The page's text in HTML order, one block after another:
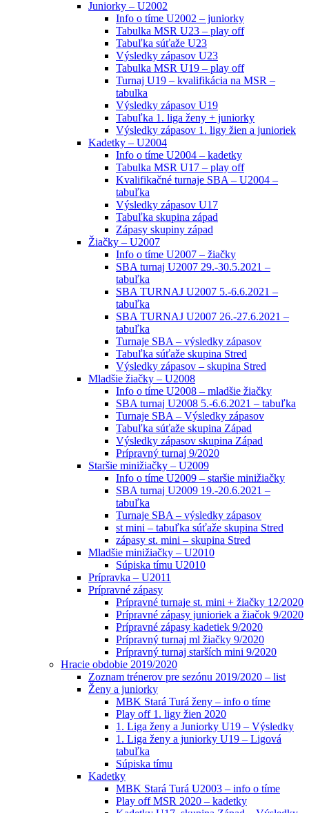
Juniorky – U2002
Info o tíme U2002 – juniorky
Tabulka MSR U23 – play off
Tabuľka súťaže U23
Výsledky zápasov U23
Tabulka MSR U19 – play off
Turnaj U19 – kvalifikácia na MSR –
tabulka
Výsledky zápasov U19
Tabuľka 1. liga ženy + juniorky
Výsledky zápasov 1. ligy žien a junioriek
Kadetky – U2004
Info o tíme U2004 – kadetky
Tabulka MSR U17 – play off
Kvalifikačné turnaje SBA – U2004 –
tabuľka
Výsledky zápasov U17
Tabuľka skupina západ
Zápasy skupiny západ
Žiačky – U2007
Info o tíme U2007 – žiačky
SBA turnaj U2007 29.-30.5.2021 –
tabuľka
SBA TURNAJ U2007 5.-6.6.2021 –
tabuľka
SBA TURNAJ U2007 26.-27.6.2021 –
tabuľka
Turnaje SBA – výsledky zápasov
Tabuľka súťaže skupina Stred
Výsledky zápasov – skupina Stred
Mladšie žiačky – U2008
Info o tíme U2008 – mladšie žiačky
SBA turnaj U2008 5.-6.6.2021 – tabuľka
Turnaje SBA – Výsledky zápasov
Tabuľka súťaže skupina Západ
Výsledky zápasov skupina Západ
Prípravný turnaj 9/2020
Staršie minižiačky – U2009
Info o tíme U2009 – staršie minižiačky
SBA turnaj U2009 19.-20.6.2021 –
tabuľka
Turnaje SBA – výsledky zápasov
st mini – tabuľka súťaže skupina Stred
zápasy st. mini – skupina Stred
Mladšie minižiačky – U2010
Súpiska tímu U2010
Prípravka – U2011
Prípravné zápasy
Prípravné turnaje st. mini + žiačky 12/2020
Prípravné zápasy junioriek a žiačok 9/2020
Prípravné zápasy kadetiek 9/2020
Prípravný turnaj ml žiačky 9/2020
Prípravný turnaj starších mini 9/2020
Hracie obdobie 2019/2020
Zoznam trénerov pre sezónu 2019/2020 – list
Ženy a juniorky
MBK Stará Turá ženy – info o tíme
Play off 1. ligy žien 2020
1. Liga ženy a Juniorky U19 – Výsledky
1. Liga ženy a juniorky U19 – Ligová
tabuľka
Súpiska tímu
Kadetky
MBK Stará Turá U2003 – info o tíme
Play off MSR 2020 – kadetky